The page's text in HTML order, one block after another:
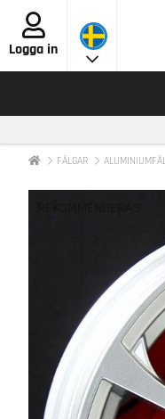
Logga in
FÄLGAR